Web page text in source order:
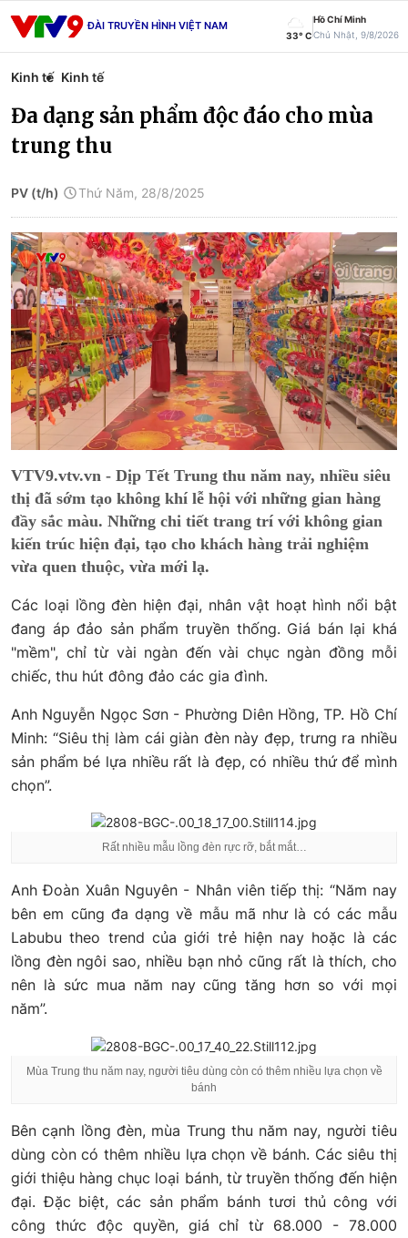
ĐÀI TRUYỀN HÌNH VIỆT NAM
33° C
Hồ Chí Minh
Chủ Nhật, 9/8/2026
Kinh tế Kinh tế
Đa dạng sản phẩm độc đáo cho mùa
trung thu
PV (t/h) Thứ Năm, 28/8/2025
VTV9.vtv.vn - Dịp Tết Trung thu năm nay, nhiều siêu
thị đã sớm tạo không khí lễ hội với những gian hàng
đầy sắc màu. Những chi tiết trang trí với không gian
kiến trúc hiện đại, tạo cho khách hàng trải nghiệm
vừa quen thuộc, vừa mới lạ.
Các loại lồng đèn hiện đại, nhân vật hoạt hình nổi bật
đang áp đảo sản phẩm truyền thống. Giá bán lại khá
"mềm", chỉ từ vài ngàn đến vài chục ngàn đồng mỗi
chiếc, thu hút đông đảo các gia đình.
Anh Nguyễn Ngọc Sơn - Phường Diên Hồng, TP. Hồ Chí
Minh: “Siêu thị làm cái giàn đèn này đẹp, trưng ra nhiều
sản phẩm bé lựa nhiều rất là đẹp, có nhiều thứ để mình
chọn”.
Rất nhiều mẫu lồng đèn rực rỡ, bắt mắt…
Anh Đoàn Xuân Nguyên - Nhân viên tiếp thị: “Năm nay
bên em cũng đa dạng về mẫu mã như là có các mẫu
Labubu theo trend của giới trẻ hiện nay hoặc là các
lồng đèn ngôi sao, nhiều bạn nhỏ cũng rất là thích, cho
nên là sức mua năm nay cũng tăng hơn so với mọi
năm”.
Mùa Trung thu năm nay, người tiêu dùng còn có thêm nhiều lựa chọn về
bánh
Bên cạnh lồng đèn, mùa Trung thu năm nay, người tiêu
dùng còn có thêm nhiều lựa chọn về bánh. Các siêu thị
giới thiệu hàng chục loại bánh, từ truyền thống đến hiện
đại. Đặc biệt, các sản phẩm bánh tươi thủ công với
công thức độc quyền, giá chỉ từ 68.000 - 78.000